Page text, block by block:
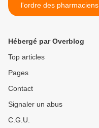
l'ordre des pharmaciens
Hébergé par Overblog
Top articles
Pages
Contact
Signaler un abus
C.G.U.